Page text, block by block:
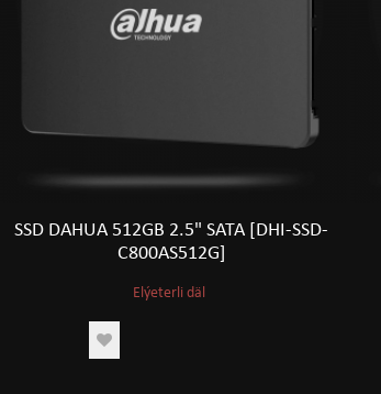
ACER EK271 27" IPS 144HZ
1811
ACER
SSD DAHUA 512GB 2.5" SATA [DHI-SSD-
C800AS512G]
Elýeterli däl